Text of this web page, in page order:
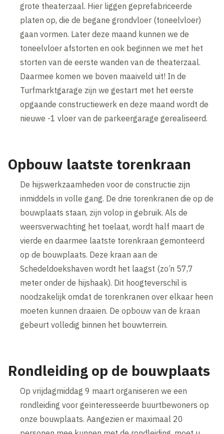
grote theaterzaal. Hier liggen geprefabriceerde
platen op, die de begane grondvloer (toneelvloer)
gaan vormen. Later deze maand kunnen we de
toneelvloer afstorten en ook beginnen we met het
storten van de eerste wanden van de theaterzaal.
Daarmee komen we boven maaiveld uit! In de
Turfmarktgarage zijn we gestart met het eerste
opgaande constructiewerk en deze maand wordt de
nieuwe -1 vloer van de parkeergarage gerealiseerd.
Opbouw laatste torenkraan
De hijswerkzaamheden voor de constructie zijn
inmiddels in volle gang. De drie torenkranen die op de
bouwplaats staan, zijn volop in gebruik. Als de
weersverwachting het toelaat, wordt half maart de
vierde en daarmee laatste torenkraan gemonteerd
op de bouwplaats. Deze kraan aan de
Schedeldoekshaven wordt het laagst (zo’n 57,7
meter onder de hijshaak). Dit hoogteverschil is
noodzakelijk omdat de torenkranen over elkaar heen
moeten kunnen draaien. De opbouw van de kraan
gebeurt volledig binnen het bouwterrein.
Rondleiding op de bouwplaats
Op vrijdagmiddag 9 maart organiseren we een
rondleiding voor geïnteresseerde buurtbewoners op
onze bouwplaats. Aangezien er maximaal 20